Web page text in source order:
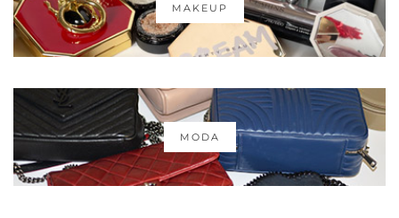
MAKEUP
MODA